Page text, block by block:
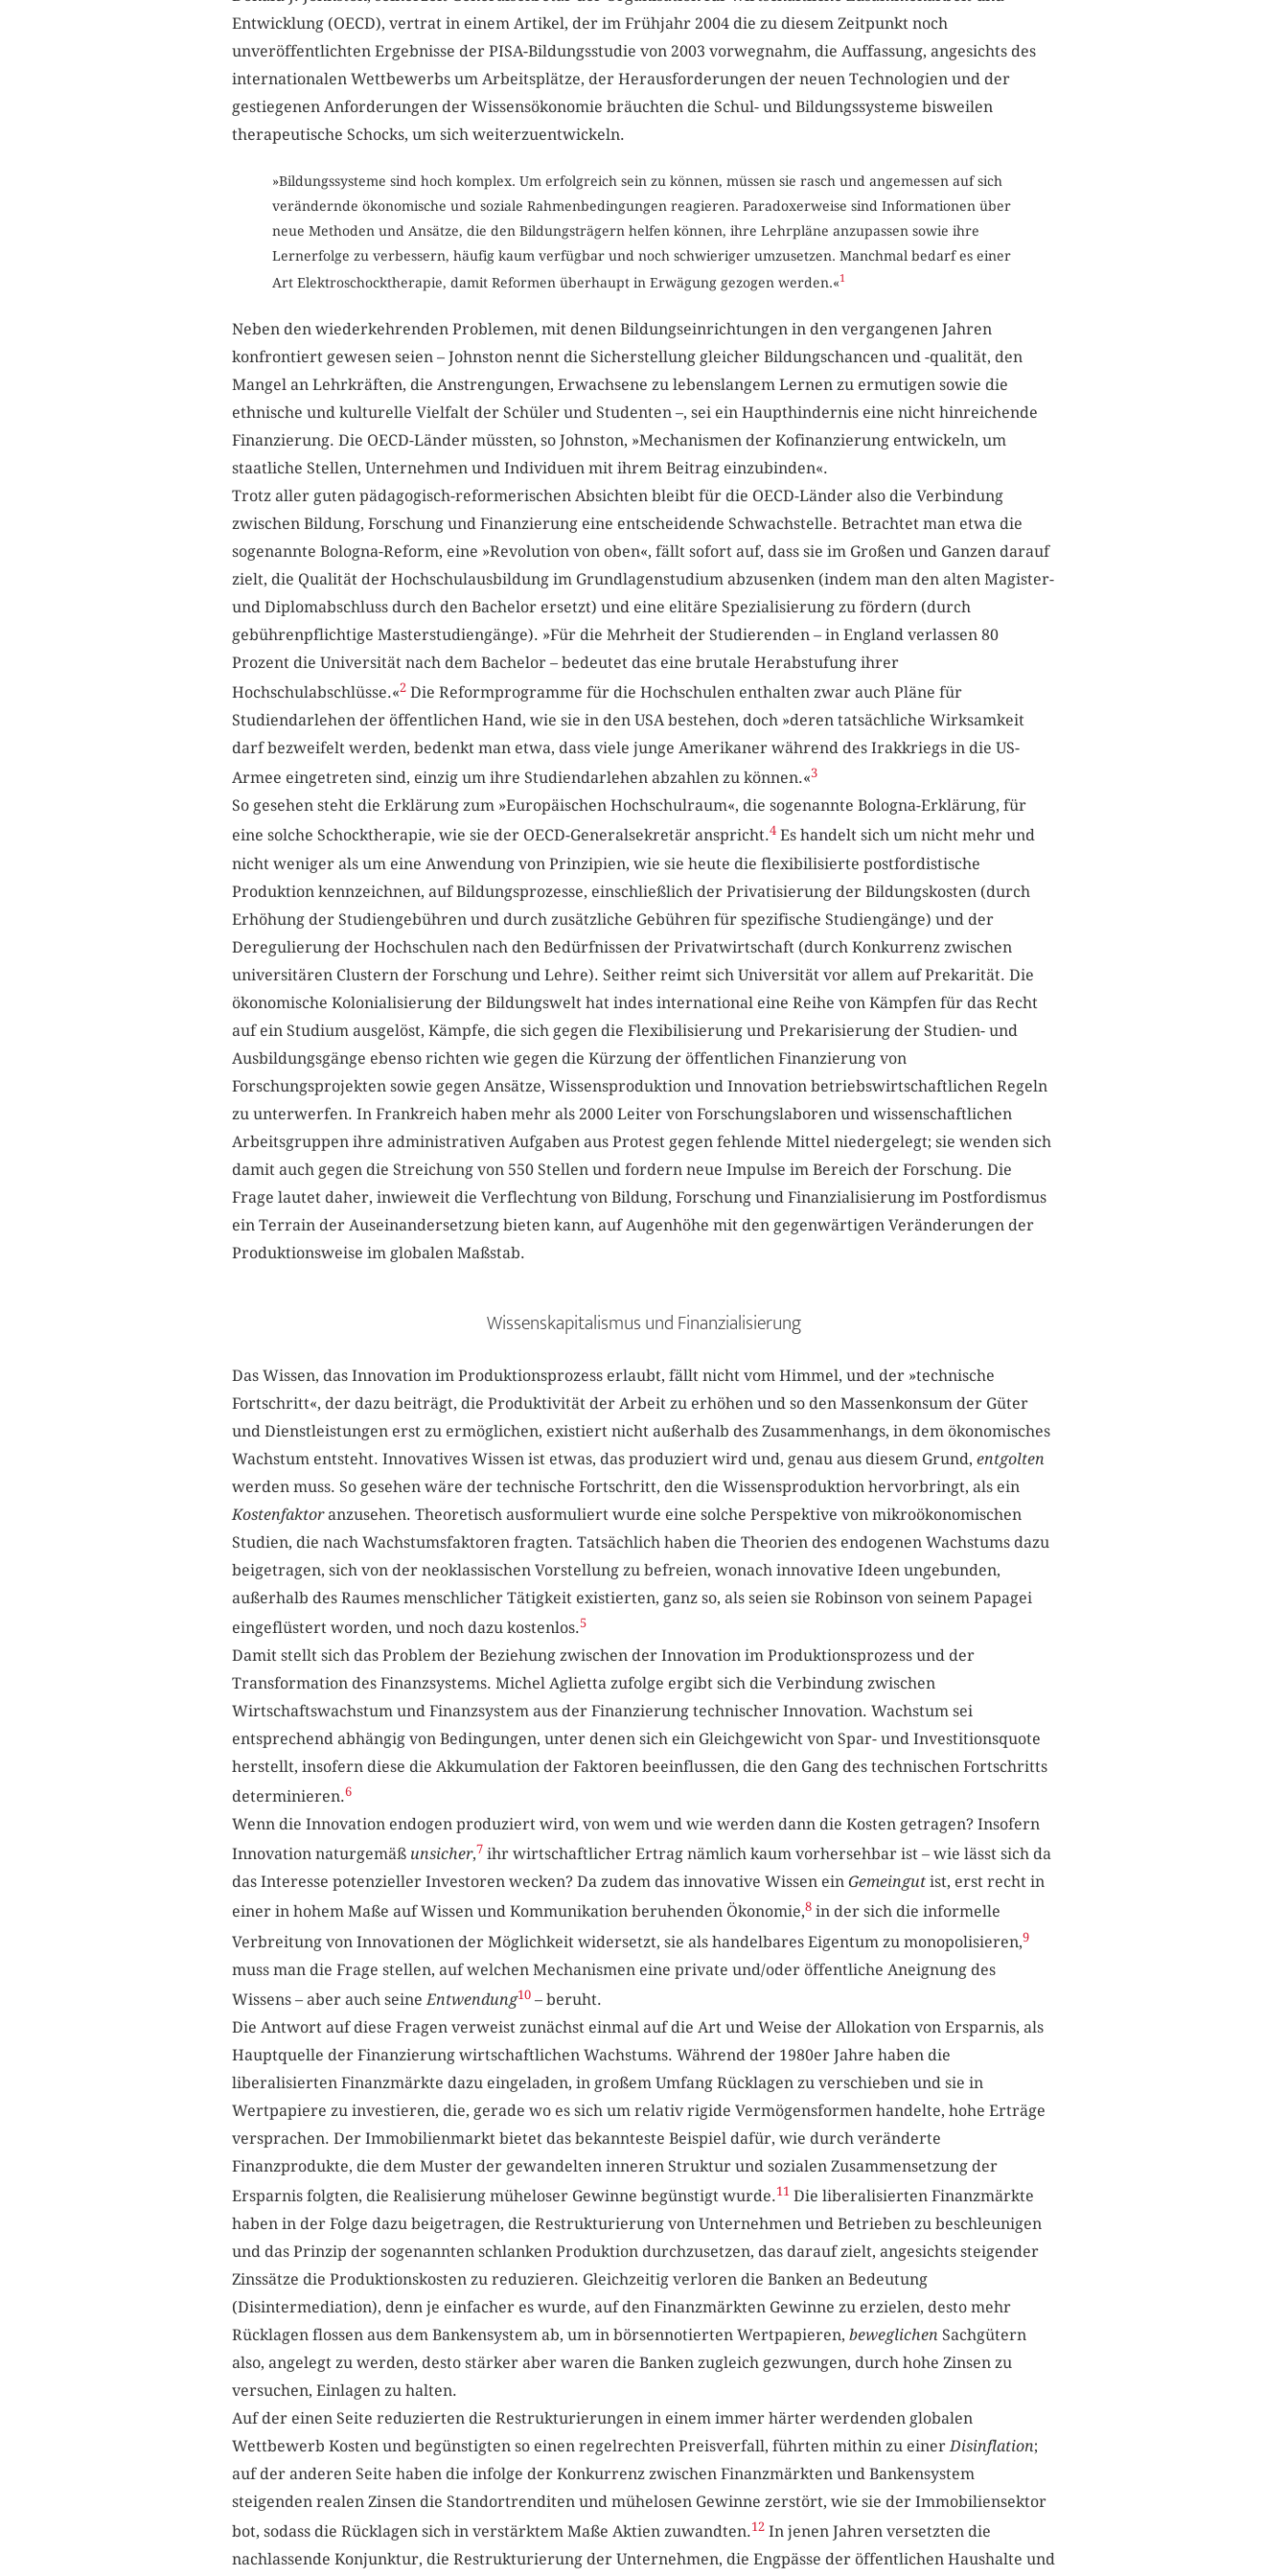
Entwicklung (OECD), vertrat in einem Artikel, der im Frühjahr 2004 die zu diesem Zeitpunkt noch
unveröffentlichten Ergebnisse der PISA-Bildungsstudie von 2003 vorwegnahm, die Auffassung, angesichts des
internationalen Wettbewerbs um Arbeitsplätze, der Herausforderungen der neuen Technologien und der
gestiegenen Anforderungen der Wissensökonomie bräuchten die Schul- und Bildungssysteme bisweilen
therapeutische Schocks, um sich weiterzuentwickeln.
»Bildungssysteme sind hoch komplex. Um erfolgreich sein zu können, müssen sie rasch und angemessen auf sich
verändernde ökonomische und soziale Rahmenbedingungen reagieren. Paradoxerweise sind Informationen über
neue Methoden und Ansätze, die den Bildungsträgern helfen können, ihre Lehrpläne anzupassen sowie ihre
Lernerfolge zu verbessern, häufig kaum verfügbar und noch schwieriger umzusetzen. Manchmal bedarf es einer
Art Elektroschocktherapie, damit Reformen überhaupt in Erwägung gezogen werden.«1
Neben den wiederkehrenden Problemen, mit denen Bildungseinrichtungen in den vergangenen Jahren
konfrontiert gewesen seien – Johnston nennt die Sicherstellung gleicher Bildungschancen und -qualität, den
Mangel an Lehrkräften, die Anstrengungen, Erwachsene zu lebenslangem Lernen zu ermutigen sowie die
ethnische und kulturelle Vielfalt der Schüler und Studenten –, sei ein Haupthindernis eine nicht hinreichende
Finanzierung. Die OECD-Länder müssten, so Johnston, »Mechanismen der Kofinanzierung entwickeln, um
staatliche Stellen, Unternehmen und Individuen mit ihrem Beitrag einzubinden«.
Trotz aller guten pädagogisch-reformerischen Absichten bleibt für die OECD-Länder also die Verbindung
zwischen Bildung, Forschung und Finanzierung eine entscheidende Schwachstelle. Betrachtet man etwa die
sogenannte Bologna-Reform, eine »Revolution von oben«, fällt sofort auf, dass sie im Großen und Ganzen darauf
zielt, die Qualität der Hochschulausbildung im Grundlagenstudium abzusenken (indem man den alten Magister-
und Diplomabschluss durch den Bachelor ersetzt) und eine elitäre Spezialisierung zu fördern (durch
gebührenpflichtige Masterstudiengänge). »Für die Mehrheit der Studierenden – in England verlassen 80
Prozent die Universität nach dem Bachelor – bedeutet das eine brutale Herabstufung ihrer
Hochschulabschlüsse.«2Die Reformprogramme für die Hochschulen enthalten zwar auch Pläne für
Studiendarlehen der öffentlichen Hand, wie sie in den USA bestehen, doch »deren tatsächliche Wirksamkeit
darf bezweifelt werden, bedenkt man etwa, dass viele junge Amerikaner während des Irakkriegs in die US-
Armee eingetreten sind, einzig um ihre Studiendarlehen abzahlen zu können.«3
So gesehen steht die Erklärung zum »Europäischen Hochschulraum«, die sogenannte Bologna-Erklärung, für
eine solche Schocktherapie, wie sie der OECD-Generalsekretär anspricht.4Es handelt sich um nicht mehr und
nicht weniger als um eine Anwendung von Prinzipien, wie sie heute die flexibilisierte postfordistische
Produktion kennzeichnen, auf Bildungsprozesse, einschließlich der Privatisierung der Bildungskosten (durch
Erhöhung der Studiengebühren und durch zusätzliche Gebühren für spezifische Studiengänge) und der
Deregulierung der Hochschulen nach den Bedürfnissen der Privatwirtschaft (durch Konkurrenz zwischen
universitären Clustern der Forschung und Lehre). Seither reimt sich Universität vor allem auf Prekarität. Die
ökonomische Kolonialisierung der Bildungswelt hat indes international eine Reihe von Kämpfen für das Recht
auf ein Studium ausgelöst, Kämpfe, die sich gegen die Flexibilisierung und Prekarisierung der Studien- und
Ausbildungsgänge ebenso richten wie gegen die Kürzung der öffentlichen Finanzierung von
Forschungsprojekten sowie gegen Ansätze, Wissensproduktion und Innovation betriebswirtschaftlichen Regeln
zu unterwerfen. In Frankreich haben mehr als 2000 Leiter von Forschungslaboren und wissenschaftlichen
Arbeitsgruppen ihre administrativen Aufgaben aus Protest gegen fehlende Mittel niedergelegt; sie wenden sich
damit auch gegen die Streichung von 550 Stellen und fordern neue Impulse im Bereich der Forschung. Die
Frage lautet daher, inwieweit die Verflechtung von Bildung, Forschung und Finanzialisierung im Postfordismus
ein Terrain der Auseinandersetzung bieten kann, auf Augenhöhe mit den gegenwärtigen Veränderungen der
Produktionsweise im globalen Maßstab.
Wissenskapitalismus und Finanzialisierung
Das Wissen, das Innovation im Produktionsprozess erlaubt, fällt nicht vom Himmel, und der »technische
Fortschritt«, der dazu beiträgt, die Produktivität der Arbeit zu erhöhen und so den Massenkonsum der Güter
und Dienstleistungen erst zu ermöglichen, existiert nicht außerhalb des Zusammenhangs, in dem ökonomisches
Wachstum entsteht. Innovatives Wissen ist etwas, das produziert wird und, genau aus diesem Grund, entgolten
werden muss. So gesehen wäre der technische Fortschritt, den die Wissensproduktion hervorbringt, als ein
Kostenfaktoranzusehen. Theoretisch ausformuliert wurde eine solche Perspektive von mikroökonomischen
Studien, die nach Wachstumsfaktoren fragten. Tatsächlich haben die Theorien des endogenen Wachstums dazu
beigetragen, sich von der neoklassischen Vorstellung zu befreien, wonach innovative Ideen ungebunden,
außerhalb des Raumes menschlicher Tätigkeit existierten, ganz so, als seien sie Robinson von seinem Papagei
eingeflüstert worden, und noch dazu kostenlos.5
Damit stellt sich das Problem der Beziehung zwischen der Innovation im Produktionsprozess und der
Transformation des Finanzsystems. Michel Aglietta zufolge ergibt sich die Verbindung zwischen
Wirtschaftswachstum und Finanzsystem aus der Finanzierung technischer Innovation. Wachstum sei
entsprechend abhängig von Bedingungen, unter denen sich ein Gleichgewicht von Spar- und Investitionsquote
herstellt, insofern diese die Akkumulation der Faktoren beeinflussen, die den Gang des technischen Fortschritts
determinieren.6
Wenn die Innovation endogen produziert wird, von wem und wie werden dann die Kosten getragen? Insofern
Innovation naturgemäß unsicher,7 ihr wirtschaftlicher Ertrag nämlich kaum vorhersehbar ist – wie lässt sich da
das Interesse potenzieller Investoren wecken? Da zudem das innovative Wissen ein Gemeingutist, erst recht in
einer in hohem Maße auf Wissen und Kommunikation beruhenden Ökonomie,8in der sich die informelle
Verbreitung von Innovationen der Möglichkeit widersetzt, sie als handelbares Eigentum zu monopolisieren,9
muss man die Frage stellen, auf welchen Mechanismen eine private und/oder öffentliche Aneignung des
Wissens – aber auch seineEntwendung10– beruht.
Die Antwort auf diese Fragen verweist zunächst einmal auf die Art und Weise der Allokation von Ersparnis, als
Hauptquelle der Finanzierung wirtschaftlichen Wachstums. Während der 1980er Jahre haben die
liberalisierten Finanzmärkte dazu eingeladen, in großem Umfang Rücklagen zu verschieben und sie in
Wertpapiere zu investieren, die, gerade wo es sich um relativ rigide Vermögensformen handelte, hohe Erträge
versprachen. Der Immobilienmarkt bietet das bekannteste Beispiel dafür, wie durch veränderte
Finanzprodukte, die dem Muster der gewandelten inneren Struktur und sozialen Zusammensetzung der
Ersparnis folgten, die Realisierung müheloser Gewinne begünstigt wurde.11Die liberalisierten Finanzmärkte
haben in der Folge dazu beigetragen, die Restrukturierung von Unternehmen und Betrieben zu beschleunigen
und das Prinzip der sogenannten schlanken Produktion durchzusetzen, das darauf zielt, angesichts steigender
Zinssätze die Produktionskosten zu reduzieren. Gleichzeitig verloren die Banken an Bedeutung
(Disintermediation), denn je einfacher es wurde, auf den Finanzmärkten Gewinne zu erzielen, desto mehr
Rücklagen flossen aus dem Bankensystem ab, um in börsennotierten Wertpapieren, beweglichen Sachgütern
also, angelegt zu werden, desto stärker aber waren die Banken zugleich gezwungen, durch hohe Zinsen zu
versuchen, Einlagen zu halten.
Auf der einen Seite reduzierten die Restrukturierungen in einem immer härter werdenden globalen
Wettbewerb Kosten und begünstigten so einen regelrechten Preisverfall, führten mithin zu einerDisinflation;
auf der anderen Seite haben die infolge der Konkurrenz zwischen Finanzmärkten und Bankensystem
steigenden realen Zinsen die Standortrenditen und mühelosen Gewinne zerstört, wie sie der Immobiliensektor
bot, sodass die Rücklagen sich in verstärktem Maße Aktien zuwandten.12In jenen Jahren versetzten die
nachlassende Konjunktur, die Restrukturierung der Unternehmen, die Engpässe der öffentlichen Haushalte und